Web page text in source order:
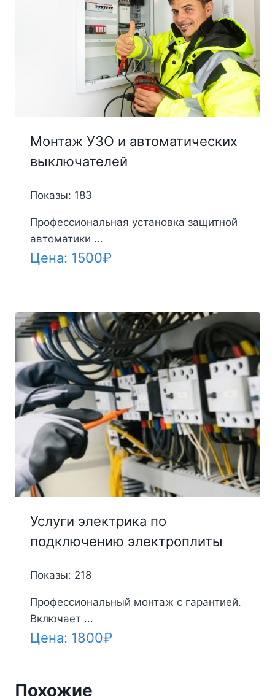
Монтаж УЗО и автоматических
выключателей
Показы: 183
Профессиональная установка защитной
автоматики ...
Цена: 1500₽
Услуги электрика по
подключению электроплиты
Показы: 218
Профессиональный монтаж с гарантией.
Включает ...
Цена: 1800₽
Похожие